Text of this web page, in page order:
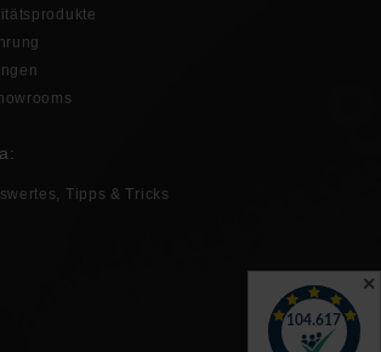
✕
Tipps & Tricks